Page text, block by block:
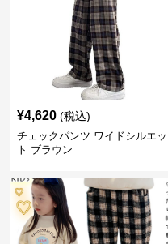
¥4,620 (税込)
チェックパンツ ワイドシルエッ
ト ブラウン